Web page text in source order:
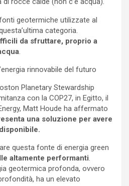
geotermiche utilizzate al
categoria.
da sfruttare, proprio a
rinnovabile del futuro
Planetary Stewardship
con la COP27, in Egitto, il
Matt Houde ha affermato
una soluzione per avere
questa fonte di energia green
altamente performanti
geotermica profonda, ovvero
ha un elevato